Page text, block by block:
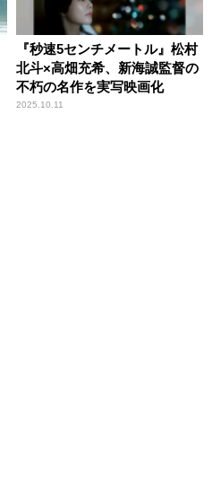
『秒速5センチメートル』松村
北斗×高畑充希、新海誠監督の
不朽の名作を実写映画化
2025.10.11